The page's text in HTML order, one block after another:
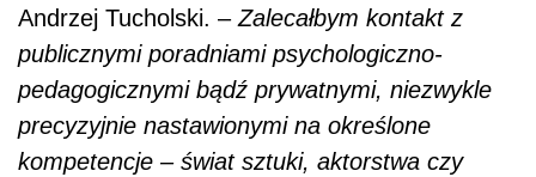
Andrzej Tucholski. – Zalecałbym kontakt z
publicznymi poradniami psychologiczno-
pedagogicznymi bądź prywatnymi, niezwykle
precyzyjnie nastawionymi na określone
kompetencje – świat sztuki, aktorstwa czy